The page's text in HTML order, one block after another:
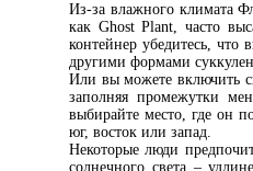
Из-за влажного климата
как Ghost Plant, часто
контейнер убедитесь,
другими формами
Или вы можете включить
заполняя промежутки
выбирайте место, где он
юг, восток или запад.
Некоторые люди
солнечного света –